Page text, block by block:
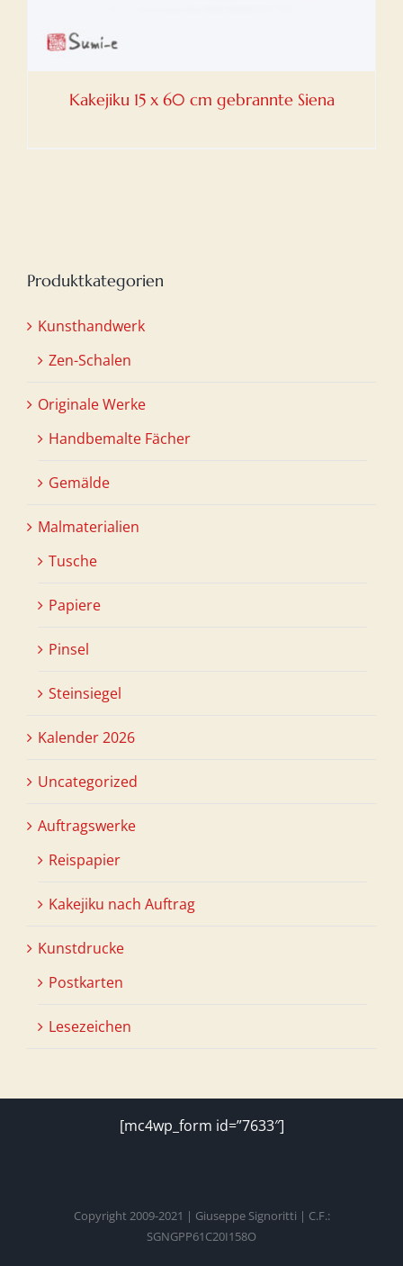
Kakejiku 15 x 60 cm gebrannte Siena
Produktkategorien
Kunsthandwerk
Zen-Schalen
Originale Werke
Handbemalte Fächer
Gemälde
Malmaterialien
Tusche
Papiere
Pinsel
Steinsiegel
Kalender 2026
Uncategorized
Auftragswerke
Reispapier
Kakejiku nach Auftrag
Kunstdrucke
Postkarten
Lesezeichen
[mc4wp_form id=”7633″]
Copyright 2009-2021 | Giuseppe Signoritti | C.F.:
SGNGPP61C20I158O